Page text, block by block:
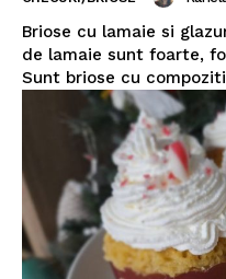
Briose cu lamaie si
de lamaie sunt foarte,
Sunt briose cu